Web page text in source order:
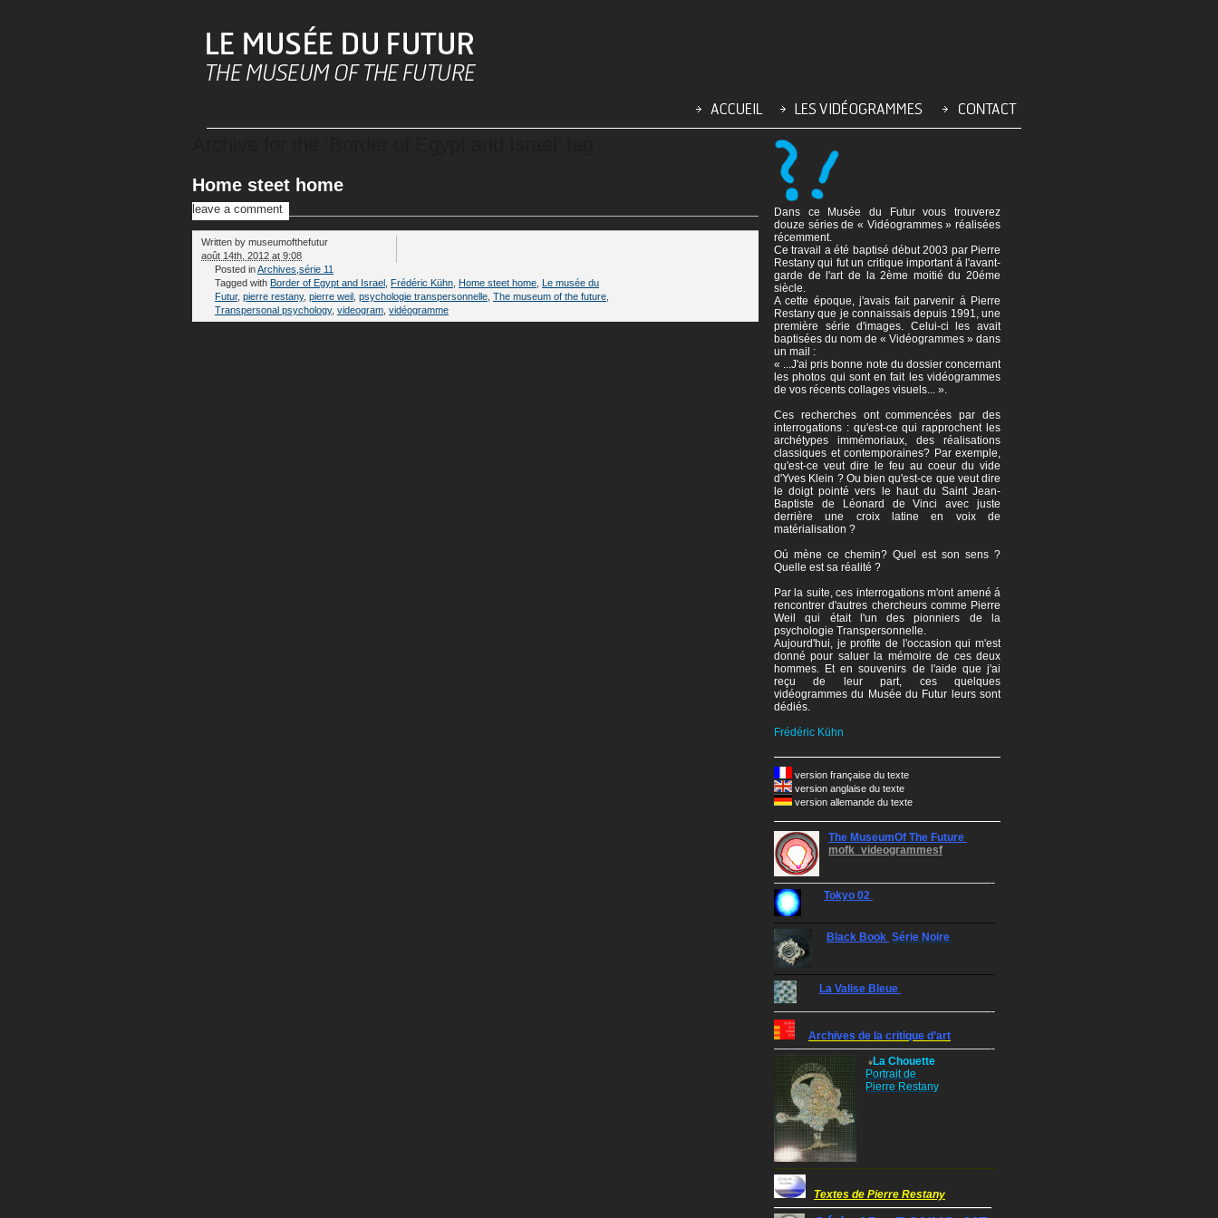
Home steet home
leave a comment
Written by museumofthefutur
août 14th, 2012 at 9:08
Posted inArchives série 11
Tagged with Border of Egypt and Israel Frédéric Kühn Home steet home Le musée du
Futur, pierre restany, pierre weil psychologie transpersonnelle The museum of the future
Transpersonal psychology, videogram vidéogramme
Dans ce Musée du Futur vous trouverez
douze séries de « Vidéogrammes » réalisées
récemment.
Ce travail a été baptisé début 2003 par Pierre
Restany qui fut un critique important á l'avant-
garde de l'art de la 2ème moitié du 20éme
siècle.
A cette époque, j'avais fait parvenir á Pierre
Restany que je connaissais depuis 1991, une
première série d'images. Celui-ci les avait
baptisées du nom de « Vidéogrammes » dans
un mail :
« ...J'ai pris bonne note du dossier concernant
les photos qui sont en fait les vidéogrammes
de vos récents collages visuels... ».
Ces recherches ont commencées par des
interrogations : qu'est-ce qui rapprochent les
archétypes immémoriaux, des réalisations
classiques et contemporaines? Par exemple,
qu'est-ce veut dire le feu au coeur du vide
d'Yves Klein ? Ou bien qu'est-ce que veut dire
le doigt pointé vers le haut du Saint Jean-
Baptiste de Léonard de Vinci avec juste
derrière une croix latine en voix de
matérialisation ?
Oú mène ce chemin? Quel est son sens ?
Quelle est sa réalité ?
Par la suite, ces interrogations m'ont amené á
rencontrer d'autres chercheurs comme Pierre
Weil qui était l'un des pionniers de la
psychologie Transpersonnelle.
Aujourd'hui, je profite de l'occasion qui m'est
donné pour saluer la mémoire de ces deux
hommes. Et en souvenirs de l'aide que j'ai
reçu de leur part, ces quelques
vidéogrammes du Musée du Futur leurs sont
dédiés.
Frédéric Kühn
version française du texte
version anglaise du texte
version allemande du texte
The MuseumOf The Future
mofk_videogrammesf
————————————————————-
Tokyo 02
————————————————————-
Black Book Série Noire
————————————————————-
La Valise Bleue
————————————————————-
Archives de la critique d’art
————————————————————-
La Chouette
Portrait de
Pierre Restany
————————————————————-
Textes de Pierre Restany
————————————————————